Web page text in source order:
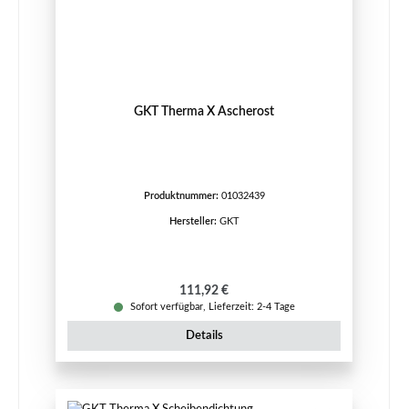
GKT Therma X Ascherost
Produktnummer: 01032439
Hersteller: GKT
Regulärer Preis:
111,92 €
Sofort verfügbar, Lieferzeit: 2-4 Tage
Details